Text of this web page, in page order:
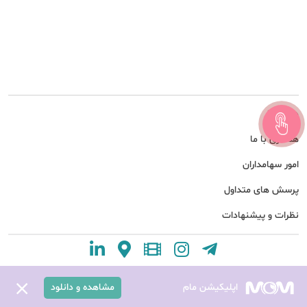
درباره ما
همکاری با ما
امور سهامداران
پرسش های متداول
نظرات و پیشنهادات
اپلیکیشن مام مشاهده و دانلود